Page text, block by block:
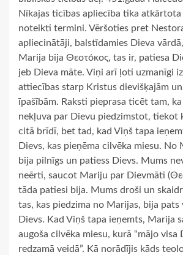
Nīkajas ticības apliecība tika
noteikti termini. Vēršoties pret
apliecinātāji, balstīdamies Dieva
Marija bija Θεοτόκος, tas ir, patiesa
jeb Dieva māte. Viņi arī ļoti uzmanīgi
attiecības starp Kristus dievišķajām
īpašībām. Raksti pieprasa ticēt tam,
nekļuva par Dievu piedzimstot, tiekot
citā brīdī, bet tad, kad Viņš tapa
Dievs, kas pieņēma cilvēka miesu. No
bija pilnīgs un patiess Dievs. Mums
neērti, saucot Mariju par Dievmāti
tāda patiesi bija. Mums droši un
tas, kas piedzima no Marijas, bija pats
Dievs. Kad Viņš tapa ieņemts, Marija
augoša cilvēka miesu, kurā “mājo visa
redzamā veidā”. Kā norādījis kāds